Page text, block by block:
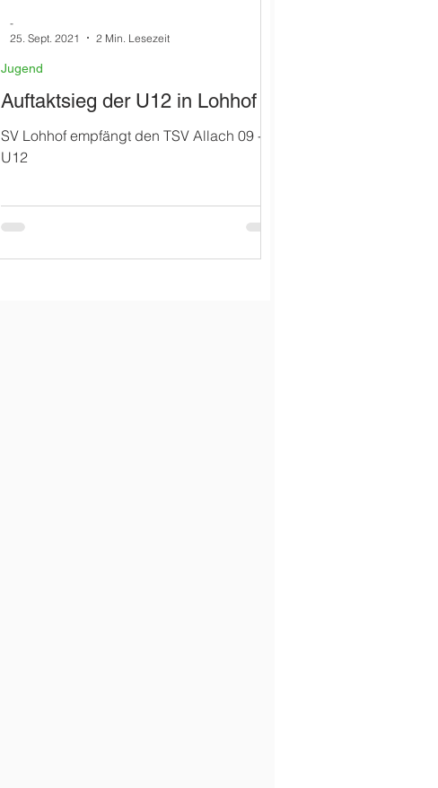
Auftaktsieg der U12 in Lohhof
SV Lohhof empfängt den TSV Allach 09 -
U12
Jugend
-
25. Sept. 2021
2 Min. Lesezeit